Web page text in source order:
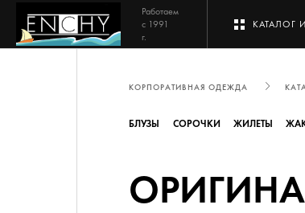
Работаем
с 1991
г.
КАТАЛОГ
КОРПОРАТИВНАЯ ОДЕЖДА
БЛУЗЫ СОРОЧКИ ЖИЛЕТЫ